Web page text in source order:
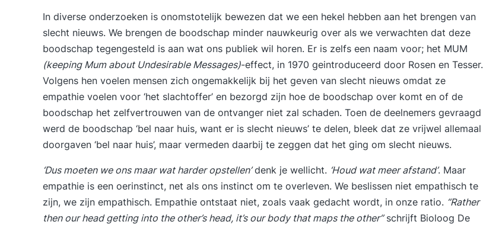
In diverse onderzoeken is onomstotelijk bewezen dat we een hekel hebben aan het brengen van
slecht nieuws. We brengen de boodschap minder nauwkeurig over als we verwachten dat deze
boodschap tegengesteld is aan wat ons publiek wil horen. Er is zelfs een naam voor; het MUM
(keeping Mum about Undesirable Messages)-effect, in 1970 geintroduceerd door Rosen en Tesser.
Volgens hen voelen mensen zich ongemakkelijk bij het geven van slecht nieuws omdat ze
empathie voelen voor ‘het slachtoffer’ en bezorgd zijn hoe de boodschap over komt en of de
boodschap het zelfvertrouwen van de ontvanger niet zal schaden. Toen de deelnemers gevraagd
werd de boodschap ‘bel naar huis, want er is slecht nieuws’ te delen, bleek dat ze vrijwel allemaal
doorgaven ‘bel naar huis’, maar vermeden daarbij te zeggen dat het ging om slecht nieuws.
‘Dus moeten we ons maar wat harder opstellen’denk je wellicht. ‘Houd wat meer afstand’. Maar
empathie is een oerinstinct, net als ons instinct om te overleven. We beslissen niet empathisch te
zijn, we zijn empathisch. Empathie ontstaat niet, zoals vaak gedacht wordt, in onze ratio. “Rather
then our head getting into the other’s head, it’s our body that maps the other”schrijft Bioloog De